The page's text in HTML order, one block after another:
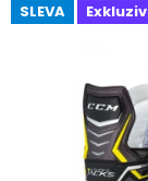
SLEVA